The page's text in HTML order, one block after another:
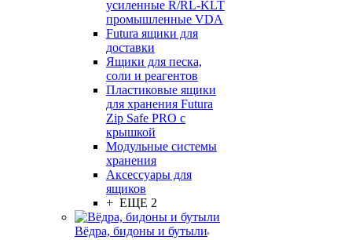
усиленные R/RL-KLT
промышленные VDA
Futura ящики для
доставки
Ящики для песка,
соли и реагентов
Пластиковые ящики
для хранения Futura
Zip Safe PRO с
крышкой
Модульные системы
хранения
Аксессуары для
ящиков
+ ЕЩЕ 2
Вёдра, бидоны и бутыли